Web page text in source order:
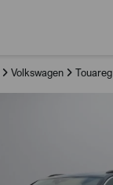
Volkswagen Touareg